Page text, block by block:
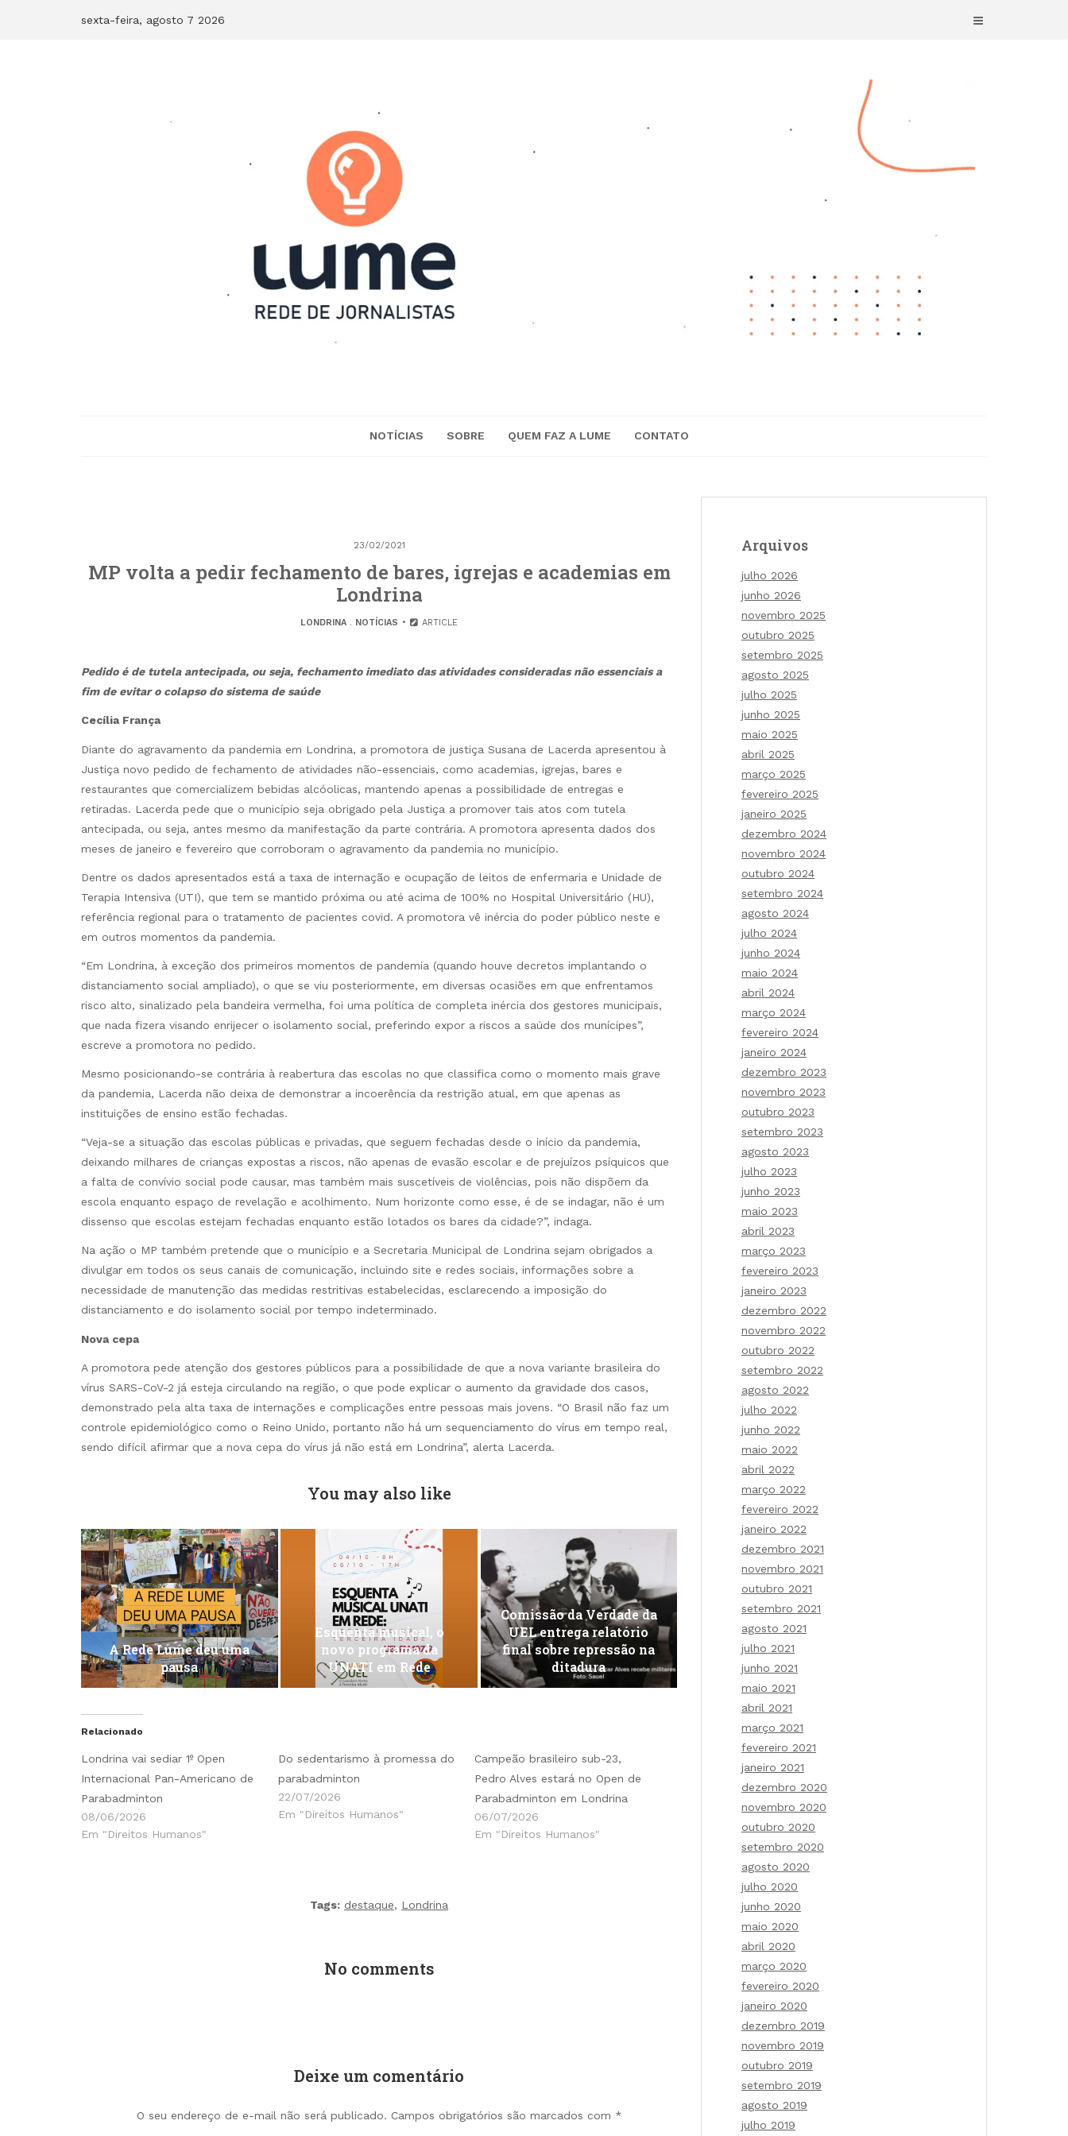
sexta-feira, agosto 7 2026
NOTÍCIAS SOBRE QUEM FAZ A LUME CONTATO
23/02/2021
MP volta a pedir fechamento de bares, igrejas e academias em
Londrina
LONDRINA. NOTÍCIAS ARTICLE
Pedido é de tutela antecipada, ou seja, fechamento imediato das atividades consideradas não essenciais a
fim de evitar o colapso do sistema de saúde
Cecília França
Diante do agravamento da pandemia em Londrina, a promotora de justiça Susana de Lacerda apresentou à
Justiça novo pedido de fechamento de atividades não-essenciais, como academias, igrejas, bares e
restaurantes que comercializem bebidas alcóolicas, mantendo apenas a possibilidade de entregas e
retiradas. Lacerda pede que o município seja obrigado pela Justiça a promover tais atos com tutela
antecipada, ou seja, antes mesmo da manifestação da parte contrária. A promotora apresenta dados dos
meses de janeiro e fevereiro que corroboram o agravamento da pandemia no município.
Dentre os dados apresentados está a taxa de internação e ocupação de leitos de enfermaria e Unidade de
Terapia Intensiva (UTI), que tem se mantido próxima ou até acima de 100% no Hospital Universitário (HU),
referência regional para o tratamento de pacientes covid. A promotora vê inércia do poder público neste e
em outros momentos da pandemia.
“Em Londrina, à exceção dos primeiros momentos de pandemia (quando houve decretos implantando o
distanciamento social ampliado), o que se viu posteriormente, em diversas ocasiões em que enfrentamos
risco alto, sinalizado pela bandeira vermelha, foi uma política de completa inércia dos gestores municipais,
que nada fizera visando enrijecer o isolamento social, preferindo expor a riscos a saúde dos munícipes”,
escreve a promotora no pedido.
Mesmo posicionando-se contrária à reabertura das escolas no que classifica como o momento mais grave
da pandemia, Lacerda não deixa de demonstrar a incoerência da restrição atual, em que apenas as
instituições de ensino estão fechadas.
“Veja-se a situação das escolas públicas e privadas, que seguem fechadas desde o início da pandemia,
deixando milhares de crianças expostas a riscos, não apenas de evasão escolar e de prejuízos psíquicos que
a falta de convívio social pode causar, mas também mais suscetíveis de violências, pois não dispõem da
escola enquanto espaço de revelação e acolhimento. Num horizonte como esse, é de se indagar, não é um
dissenso que escolas estejam fechadas enquanto estão lotados os bares da cidade?”, indaga.
Na ação o MP também pretende que o município e a Secretaria Municipal de Londrina sejam obrigados a
divulgar em todos os seus canais de comunicação, incluindo site e redes sociais, informações sobre a
necessidade de manutenção das medidas restritivas estabelecidas, esclarecendo a imposição do
distanciamento e do isolamento social por tempo indeterminado.
Nova cepa
A promotora pede atenção dos gestores públicos para a possibilidade de que a nova variante brasileira do
vírus SARS-CoV-2 já esteja circulando na região, o que pode explicar o aumento da gravidade dos casos,
demonstrado pela alta taxa de internações e complicações entre pessoas mais jovens. “O Brasil não faz um
controle epidemiológico como o Reino Unido, portanto não há um sequenciamento do vírus em tempo real,
sendo difícil afirmar que a nova cepa do vírus já não está em Londrina”, alerta Lacerda.
You may also like
A Rede Lume deu uma
pausa
Esquenta musical, o
novo programa da
UNATI em Rede
Comissão da Verdade da
UEL entrega relatório
final sobre repressão na
ditadura
Relacionado
Londrina vai sediar 1º Open
Internacional Pan-Americano de
Parabadminton
08/06/2026
Em "Direitos Humanos"
Do sedentarismo à promessa do
parabadminton
22/07/2026
Em "Direitos Humanos"
Campeão brasileiro sub-23,
Pedro Alves estará no Open de
Parabadminton em Londrina
06/07/2026
Em "Direitos Humanos"
Tags: destaque, Londrina
No comments
Deixe um comentário
O seu endereço de e-mail não será publicado. Campos obrigatórios são marcados com *
Arquivos
julho 2026
junho 2026
novembro 2025
outubro 2025
setembro 2025
agosto 2025
julho 2025
junho 2025
maio 2025
abril 2025
março 2025
fevereiro 2025
janeiro 2025
dezembro 2024
novembro 2024
outubro 2024
setembro 2024
agosto 2024
julho 2024
junho 2024
maio 2024
abril 2024
março 2024
fevereiro 2024
janeiro 2024
dezembro 2023
novembro 2023
outubro 2023
setembro 2023
agosto 2023
julho 2023
junho 2023
maio 2023
abril 2023
março 2023
fevereiro 2023
janeiro 2023
dezembro 2022
novembro 2022
outubro 2022
setembro 2022
agosto 2022
julho 2022
junho 2022
maio 2022
abril 2022
março 2022
fevereiro 2022
janeiro 2022
dezembro 2021
novembro 2021
outubro 2021
setembro 2021
agosto 2021
julho 2021
junho 2021
maio 2021
abril 2021
março 2021
fevereiro 2021
janeiro 2021
dezembro 2020
novembro 2020
outubro 2020
setembro 2020
agosto 2020
julho 2020
junho 2020
maio 2020
abril 2020
março 2020
fevereiro 2020
janeiro 2020
dezembro 2019
novembro 2019
outubro 2019
setembro 2019
agosto 2019
julho 2019